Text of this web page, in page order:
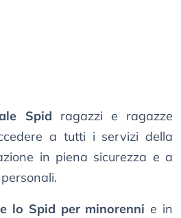
Spid ragazzi e ragazze
a tutti i servizi della
in piena sicurezza e a
lo Spid per minorenni e in